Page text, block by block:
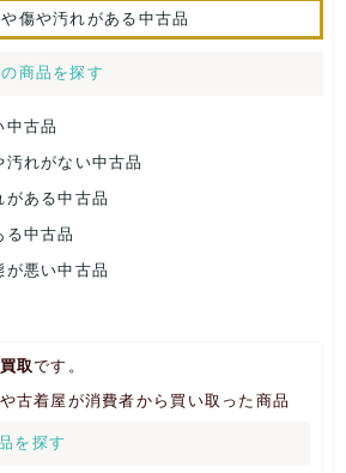
傷や汚れがある中古品
の商品を探す
中古品
れがない中古品
ある中古品
る中古品
悪い中古品
取です。
古着屋が消費者から買い取った商品
を探す